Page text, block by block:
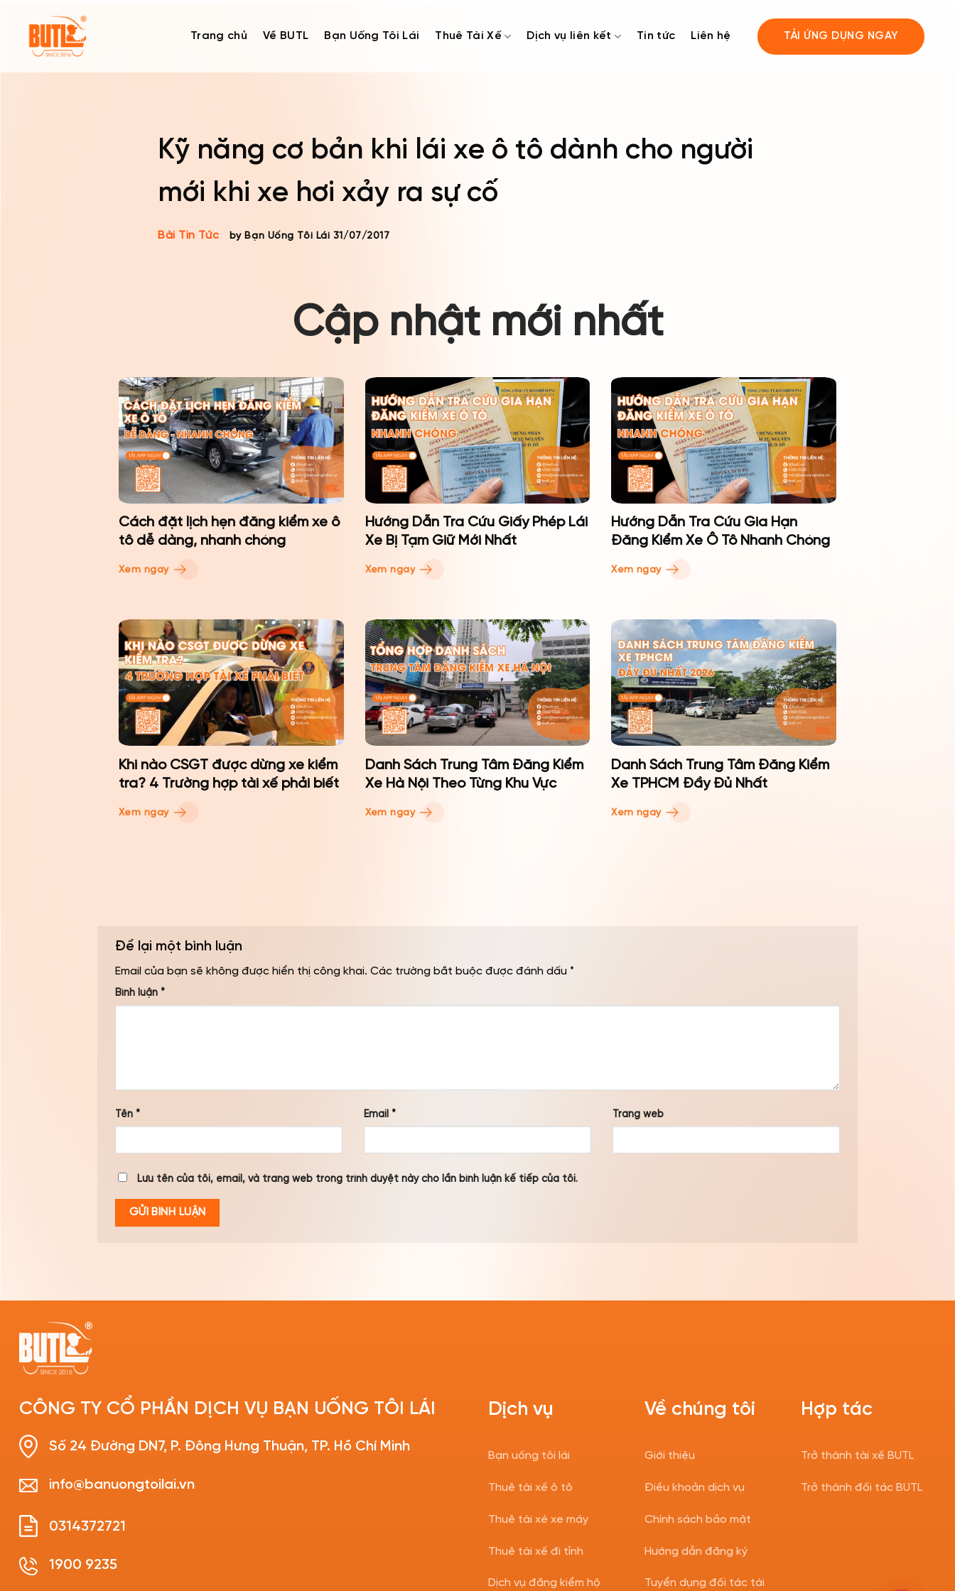
content
Trang chủ Về BUTL Bạn Uống Tôi Lái Thuê Tài Xế Dịch vụ liên kết Tin tức Liên hệ TẢI ỨNG DỤNG NGAY
Kỹ năng cơ bản khi lái xe ô tô dành cho người
mới khi xe hơi xảy ra sự cố
Bài Tin Tức by Bạn Uống Tôi Lái 31/07/2017
Cập nhật mới nhất
Cách đặt lịch hẹn đăng kiểm xe ô
tô dễ dàng, nhanh chóng
Xem ngay
Hướng Dẫn Tra Cứu Giấy Phép Lái
Xe Bị Tạm Giữ Mới Nhất
Xem ngay
Hướng Dẫn Tra Cứu Gia Hạn
Đăng Kiểm Xe Ô Tô Nhanh Chóng
Xem ngay
Khi nào CSGT được dừng xe kiểm
tra? 4 Trường hợp tài xế phải biết
Xem ngay
Danh Sách Trung Tâm Đăng Kiểm
Xe Hà Nội Theo Từng Khu Vực
Xem ngay
Danh Sách Trung Tâm Đăng Kiểm
Xe TPHCM Đầy Đủ Nhất
Xem ngay
Để lại một bình luận
Email của bạn sẽ không được hiển thị công khai. Các trường bắt buộc được đánh dấu *
Bình luận *
Tên * Email * Trang web
Lưu tên của tôi, email, và trang web trong trình duyệt này cho lần bình luận kế tiếp của tôi.
CÔNG TY CỔ PHẦN DỊCH VỤ BẠN UỐNG TÔI LÁI
Số 24 Đường DN7, P. Đông Hưng Thuận, TP. Hồ Chí Minh
info@banuongtoilai.vn
0314372721
1900 9235
Dịch vụ
Bạn uống tôi lái
Thuê tài xế ô tô
Thuê tài xé xe máy
Thuê tài xế đi tỉnh
Dịch vụ đăng kiểm hộ
Về chúng tôi
Giới thiệu
Điều khoản dịch vụ
Chính sách bảo mật
Hướng dẫn đăng ký
Tuyển dụng đối tác tài
Hợp tác
Trở thành tài xế BUTL
Trở thành đối tác BUTL